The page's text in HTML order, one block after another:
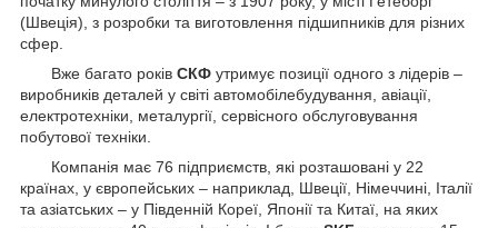
(Швеція), з розробки та виготовлення підшипників для різних
сфер.
Вже багато років СКФ утримує позиції одного з лідерів –
виробників деталей у світі автомобілебудування, авіації,
електротехніки, металургії, сервісного обслуговування
побутової техніки.
Компанія має 76 підприємств, які розташовані у 22
країнах, у європейських – наприклад, Швеції, Німеччині, Італії
та азіатських – у Південній Кореї, Японії та Китаї, на яких